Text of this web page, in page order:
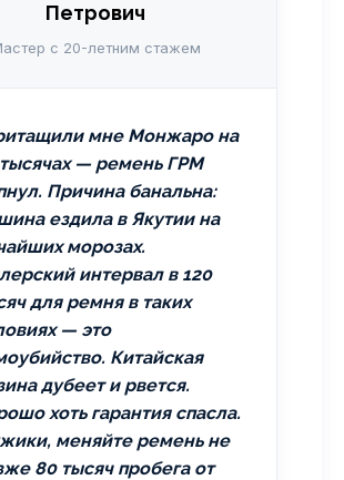
Петрович
с 20-летним стажем
мне Монжаро на
— ремень ГРМ
Причина банальна:
ездила в Якутии на
морозах.
интервал в 120
для ремня в таких
— это
Китайская
дубеет и рвется.
хоть гарантия спасла.
меняйте ремень не
80 тысяч пробега от